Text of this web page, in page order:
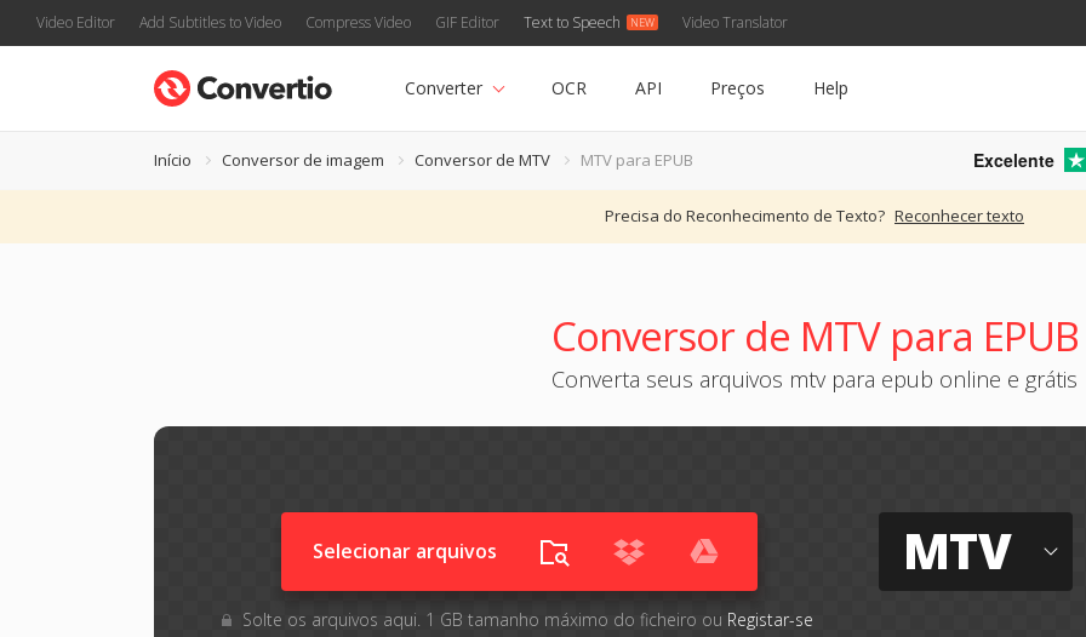
Video Editor Add Subtitles to Video Compress Video GIF Editor Text to Speech Video Translator
Converter OCR API Preços Help
Início Conversor de imagem Conversor de MTV MTV para EPUB Excelente
Precisa do Reconhecimento de Texto? Reconhecer texto
Conversor de MTV para EPUB
Converta seus arquivos mtv para epub online e grátis
Selecionar arquivos
Solte os arquivos aqui. 1 GB tamanho máximo do ficheiro ou Registar-se
MTV